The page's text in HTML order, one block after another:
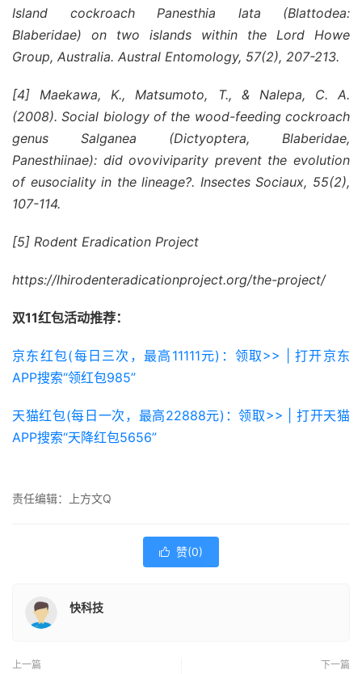
Island cockroach Panesthia lata (Blattodea:
Blaberidae) on two islands within the Lord Howe
Group, Australia. Austral Entomology, 57(2), 207-213.
[4] Maekawa, K., Matsumoto, T., & Nalepa, C. A.
(2008). Social biology of the wood-feeding cockroach
genus Salganea (Dictyoptera, Blaberidae,
Panesthiinae): did ovoviviparity prevent the evolution
of eusociality in the lineage?. Insectes Sociaux, 55(2),
107-114.
[5] Rodent Eradication Project
https://lhirodenteradicationproject.org/the-project/
双11红包活动推荐：
京东红包(每日三次，最高11111元)：领取>> | 打开京东
APP搜索“领红包985”
天猫红包(每日一次，最高22888元)：领取>> | 打开天猫
APP搜索“天降红包5656”
责任编辑：上方文Q
 赞(0)
快科技
上一篇 下一篇